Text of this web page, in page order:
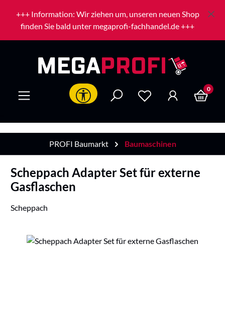
Zum Hauptinhalt springen
+++ Information: Wir ziehen um, unseren neuen Shop
finden Sie bald unter megaprofi-fachhandel.de +++
Werkzeugleiste anzeigen 0
PROFI Baumarkt Baumaschinen
Scheppach Adapter Set für externe
Gasflaschen
Scheppach
Bildergalerie überspringen